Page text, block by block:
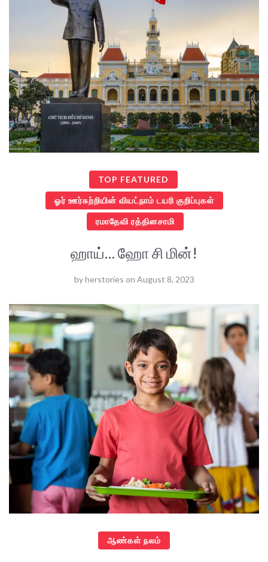
TOP FEATURED
ஓர் ஊர்சுற்றியின் வியட்நாம் டயரி குறிப்புகள்
ரமாதேவி ரத்தினசாமி
ஹாய்… ஹோ சி மின்!
byherstories on August 8, 2023
ஆண்கள் நலம்